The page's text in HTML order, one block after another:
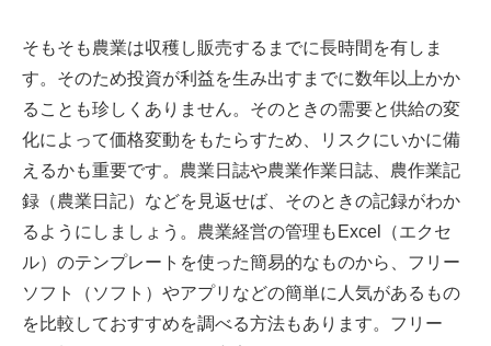
そもそも農業は収穫し販売するまでに長時間を有しま
す。そのため投資が利益を生み出すまでに数年以上かか
ることも珍しくありません。そのときの需要と供給の変
化によって価格変動をもたらすため、リスクにいかに備
えるかも重要です。農業日誌や農業作業日誌、農作業記
録（農業日記）などを見返せば、そのときの記録がわか
るようにしましょう。農業経営の管理もExcel（エクセ
ル）のテンプレートを使った簡易的なものから、フリー
ソフト（ソフト）やアプリなどの簡単に人気があるもの
を比較しておすすめを調べる方法もあります。フリー